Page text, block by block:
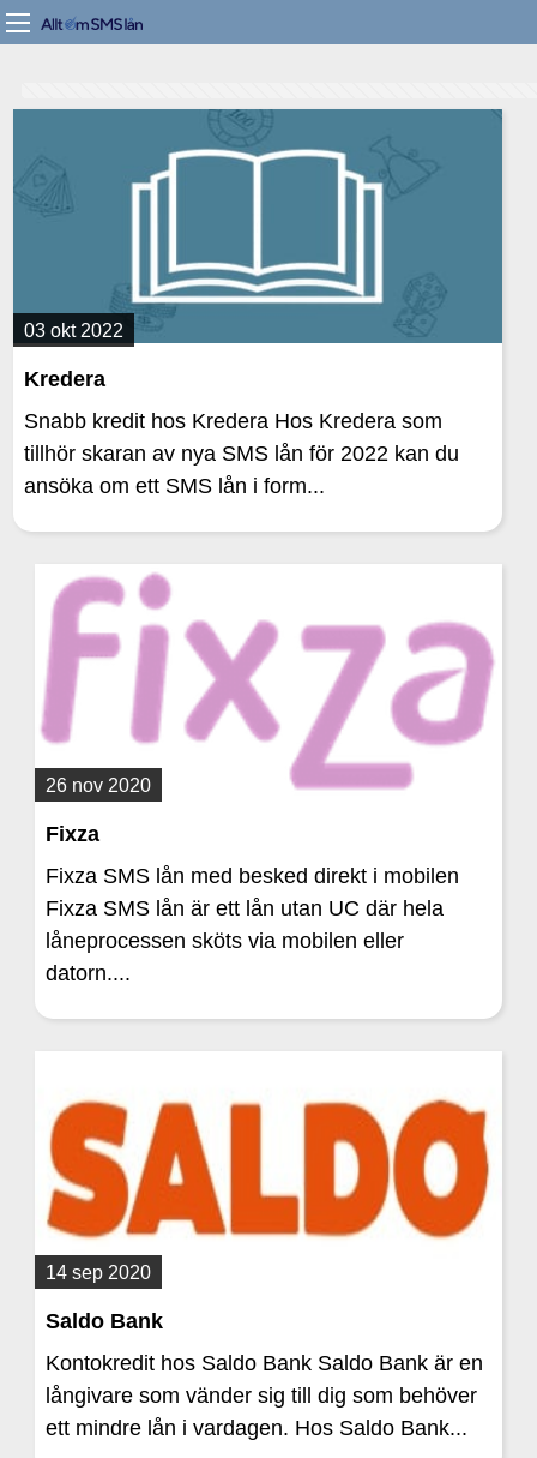
03 okt 2022
Kredera
Snabb kredit hos Kredera Hos Kredera som
tillhör skaran av nya SMS lån för 2022 kan du
ansöka om ett SMS lån i form...
26 nov 2020
Fixza
Fixza SMS lån med besked direkt i mobilen
Fixza SMS lån är ett lån utan UC där hela
låneprocessen sköts via mobilen eller
datorn....
14 sep 2020
Saldo Bank
Kontokredit hos Saldo Bank Saldo Bank är en
långivare som vänder sig till dig som behöver
ett mindre lån i vardagen. Hos Saldo Bank...